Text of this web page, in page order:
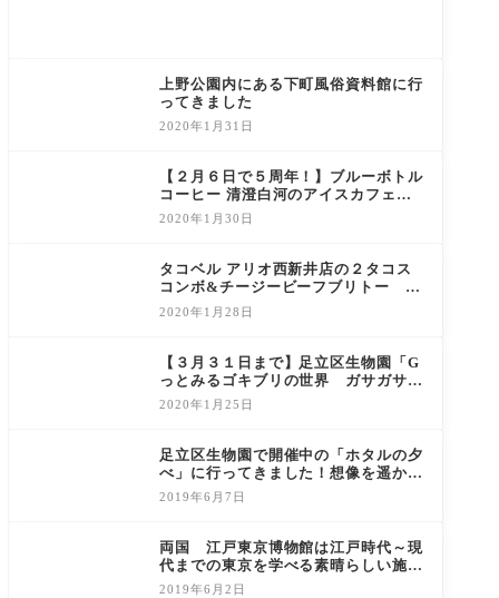
上野公園内にある下町風俗資料館に行
ってきました
2020年1月31日
【２月６日で５周年！】ブルーボトル
コーヒー 清澄白河のアイスカフェラ
テとプリン
2020年1月30日
タコベル アリオ西新井店の２タコス
コンボ&チージービーフブリトー
と、西新井大師で初詣
2020年1月28日
【３月３１日まで】足立区生物園「G
っとみるゴキブリの世界 ガサガサ・
ゴソゴソ展」に行って来ました！
2020年1月25日
足立区生物園で開催中の「ホタルの夕
べ」に行ってきました！想像を遥かに
超える大混雑にびっくり！！
2019年6月7日
両国 江戸東京博物館は江戸時代～現
代までの東京を学べる素晴らしい施設
でした！
2019年6月2日